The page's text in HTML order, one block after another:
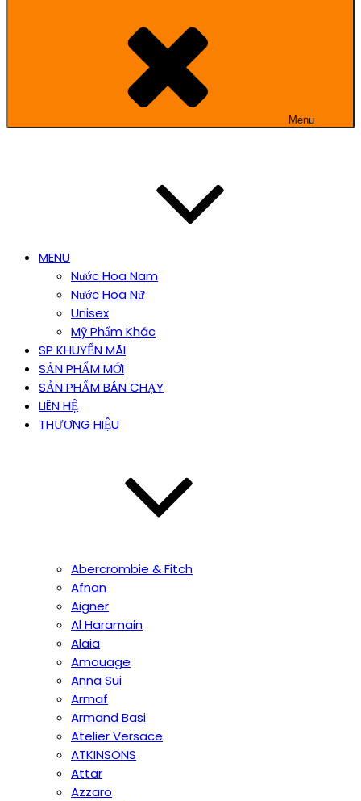
Menu
MENU
Nước Hoa Nam
Nước Hoa Nữ
Unisex
Mỹ Phẩm Khác
SP KHUYẾN MÃI
SẢN PHẨM MỚI
SẢN PHẨM BÁN CHẠY
LIÊN HỆ
THƯƠNG HIỆU
Abercrombie & Fitch
Afnan
Aigner
Al Haramain
Alaia
Amouage
Anna Sui
Armaf
Armand Basi
Atelier Versace
ATKINSONS
Attar
Azzaro